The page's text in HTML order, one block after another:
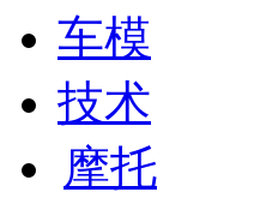
车模
技术
摩托